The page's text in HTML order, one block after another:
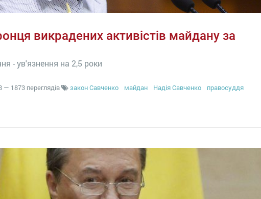
викрадених активістів майдану за
- ув'язнення на 2,5 роки
— 1873 переглядів закон Савченко майдан Надія Савченко правосуддя